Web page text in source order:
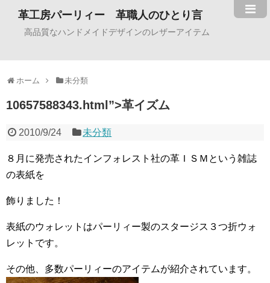
革工房パーリィー 革職人のひとり言
高品質なハンドメイドデザインのレザーアイテム
ホーム 未分類
10657588343.html”>革イズム
2010/9/24 未分類
８月に発売されたインフォレスト社の革ＩＳＭという雑誌
の表紙を
飾りました！
表紙のウォレットはパーリィー製のスタージス３つ折ウォ
レットです。
その他、多数パーリィーのアイテムが紹介されています。